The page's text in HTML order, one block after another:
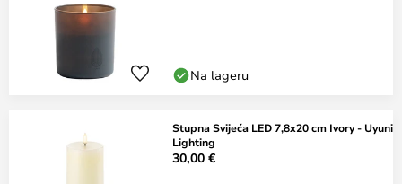
Na lageru
Stupna Svijeća LED 7,8x20 cm Ivory - Uyuni
Lighting
30,00 €